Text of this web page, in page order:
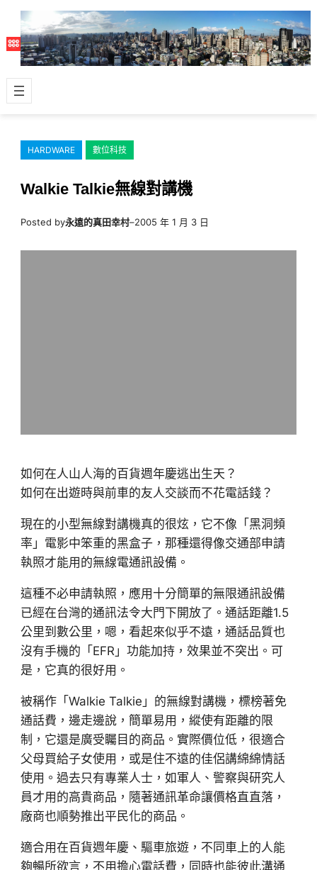
主
容
HARDWARE 數位科技
Walkie Talkie無線對講機
Posted by永遠的真田幸村–2005 年 1 月 3 日
如何在人山人海的百貨週年慶逃出生天？
如何在出遊時與前車的友人交談而不花電話錢？
現在的小型無線對講機真的很炫，它不像「黑洞頻
率」電影中笨重的黑盒子，那種還得像交通部申請
執照才能用的無線電通訊設備。
這種不必申請執照，應用十分簡單的無限通訊設備
已經在台灣的通訊法令大門下開放了。通話距離1.5
公里到數公里，嗯，看起來似乎不遠，通話品質也
沒有手機的「EFR」功能加持，效果並不突出。可
是，它真的很好用。
被稱作「Walkie Talkie」的無線對講機，標榜著免
通話費，邊走邊說，簡單易用，縱使有距離的限
制，它還是廣受矚目的商品。實際價位低，很適合
父母買給子女使用，或是住不遠的佳侶講綿綿情話
使用。過去只有專業人士，如軍人、警察與研究人
員才用的高貴商品，隨著通訊革命讓價格直直落，
廠商也順勢推出平民化的商品。
適合用在百貨週年慶、驅車旅遊，不同車上的人能
夠暢所欲言，不用擔心電話費，同時也能彼此溝通